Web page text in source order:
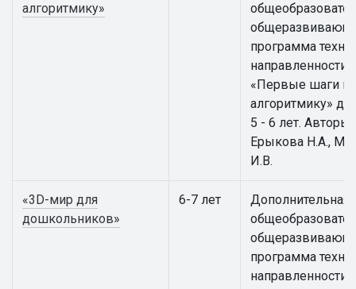
алгоритмику»
программа
направленности
«Первые шаги в
алгоритмику»
5 - 6 лет. Авторы:
Ерыкова Н.А.,
И.В.
«3D-мир для
дошкольников»
6-7 лет
Дополнительная
программа
направленности